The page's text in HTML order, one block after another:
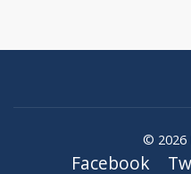
© 2026
Facebook